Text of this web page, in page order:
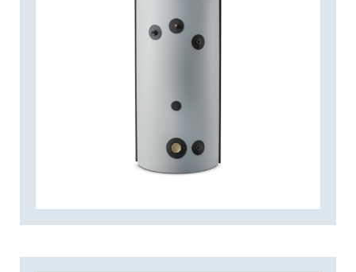
okolju prijazne in učinkovite izolacije se
zalogovnik ponaša z majhnimi izgubami
je opremljen z 2,3 m² veliko bakreno
panelov. NIBE VPA je na voljo v treh
velikostih; 200/70, 300/200 in 450/300.